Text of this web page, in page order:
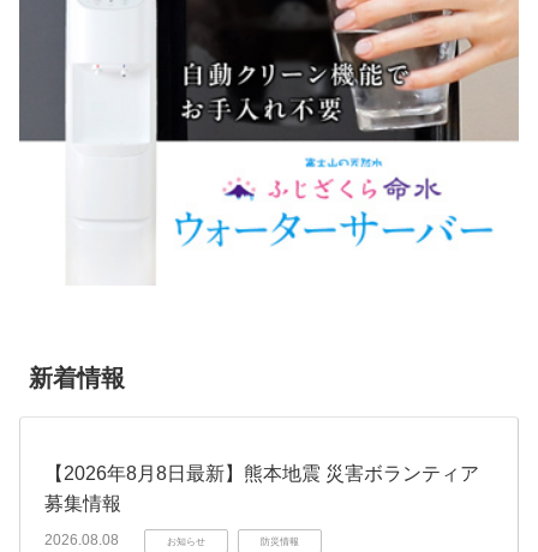
新着情報
【2026年8月8日最新】熊本地震 災害ボランティア
募集情報
2026.08.08 お知らせ 防災情報